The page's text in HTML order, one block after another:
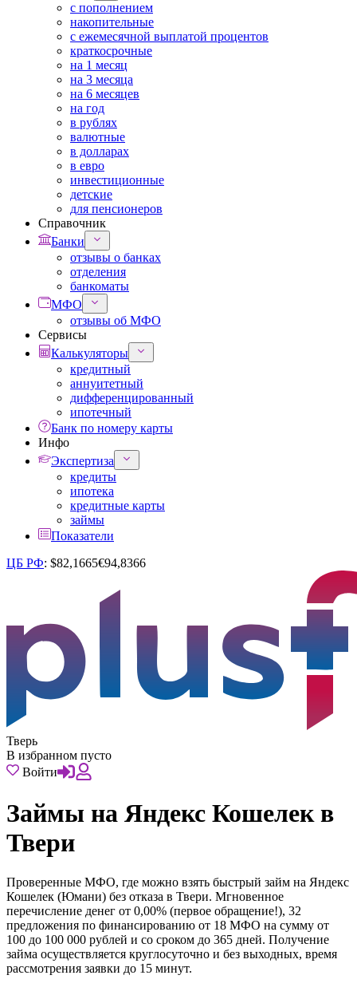
с пополнением
накопительные
с ежемесячной выплатой процентов
краткосрочные
на 1 месяц
на 3 месяца
на 6 месяцев
на год
в рублях
валютные
в долларах
в евро
инвестиционные
детские
для пенсионеров
Справочник
Банки
отзывы о банках
отделения
банкоматы
МФО
отзывы об МФО
Сервисы
Калькуляторы
кредитный
аннуитетный
дифференцированный
ипотечный
Банк по номеру карты
Инфо
Экспертиза
кредиты
ипотека
кредитные карты
займы
Показатели
ЦБ РФ: $82,1665€94,8366
Тверь
В избранном пусто
Войти
Займы на Яндекс Кошелек в
Твери
Проверенные МФО, где можно взять быстрый займ на Яндекс
Кошелек (Юмани) без отказа в Твери. Мгновенное
перечисление денег от 0,00% (первое обращение!), 32
предложения по финансированию от 18 МФО на сумму от
100 до 100 000 рублей и со сроком до 365 дней. Получение
займа осуществляется круглосуточно и без выходных, время
рассмотрения заявки до 15 минут.